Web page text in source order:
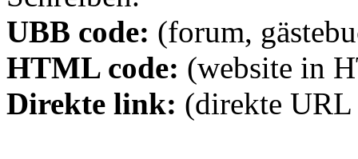
UBB code: (forum,
HTML code: (website in
Direkte link: (direkte